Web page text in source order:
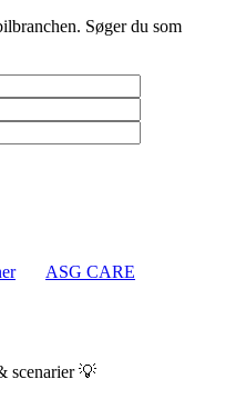
Søger du som
ASG CARE
scenarier 💡